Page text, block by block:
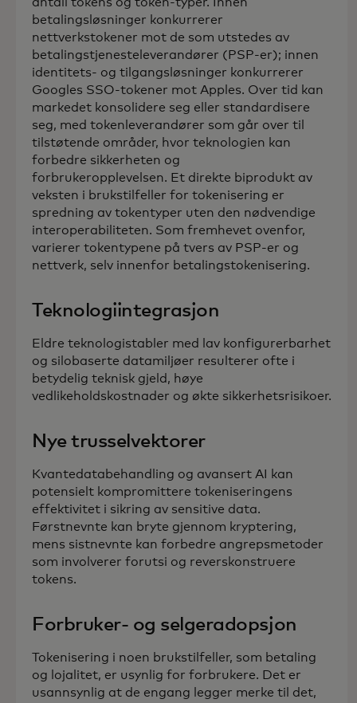
betalingsløsninger konkurrerer
nettverkstokener mot de som utstedes av
betalingstjenesteleverandører (PSP-er); innen
identitets- og tilgangsløsninger konkurrerer
Googles SSO-tokener mot Apples. Over tid kan
markedet konsolidere seg eller standardisere
seg, med tokenleverandører som går over til
tilstøtende områder, hvor teknologien kan
forbedre sikkerheten og
forbrukeropplevelsen. Et direkte biprodukt av
veksten i brukstilfeller for tokenisering er
spredning av tokentyper uten den nødvendige
interoperabiliteten. Som fremhevet ovenfor,
varierer tokentypene på tvers av PSP-er og
nettverk, selv innenfor betalingstokenisering.
Teknologiintegrasjon
Eldre teknologistabler med lav konfigurerbarhet
og silobaserte datamiljøer resulterer ofte i
betydelig teknisk gjeld, høye
vedlikeholdskostnader og økte sikkerhetsrisikoer.
Nye trusselvektorer
Kvantedatabehandling og avansert AI kan
potensielt kompromittere tokeniseringens
effektivitet i sikring av sensitive data.
Førstnevnte kan bryte gjennom kryptering,
mens sistnevnte kan forbedre angrepsmetoder
som involverer forutsi og reverskonstruere
tokens.
Forbruker- og selgeradopsjon
Tokenisering i noen brukstilfeller, som betaling
og lojalitet, er usynlig for forbrukere. Det er
usannsynlig at de engang legger merke til det,